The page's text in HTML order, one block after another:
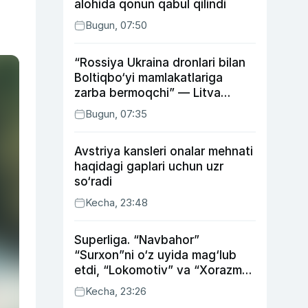
alohida qonun qabul qilindi
Bugun, 07:50
“Rossiya Ukraina dronlari bilan
Boltiqbo‘yi mamlakatlariga
zarba bermoqchi” — Litva
mudofaa vaziri
Bugun, 07:35
Avstriya kansleri onalar mehnati
haqidagi gaplari uchun uzr
so‘radi
Kecha, 23:48
Superliga. “Navbahor”
“Surxon”ni o‘z uyida mag‘lub
etdi, “Lokomotiv” va “Xorazm”
uyda g‘alaba qozondi
Kecha, 23:26